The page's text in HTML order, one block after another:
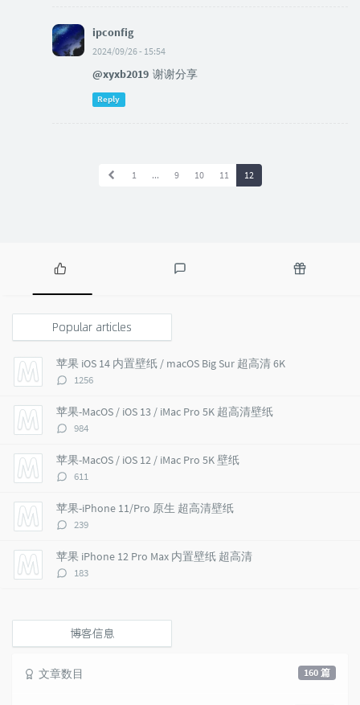
ipconfig
2024/09/26 - 15:54
@xyxb2019 谢谢分享
Reply
1 ... 9 10 11 12
P
p
u
l
a
r
a
r
t
i
c
l
e
s
t
m
n
s
Popular articles
苹果 iOS 14 内置壁纸 / macOS Big Sur 超高清 6K
评
数：
1256
苹果-MacOS / iOS 13 / iMac Pro 5K 超高清壁纸
评
数：
984
苹果-MacOS / iOS 12 / iMac Pro 5K 壁纸
评
数：
611
苹果-iPhone 11/Pro 原生 超高清壁纸
评
数：
239
苹果 iPhone 12 Pro Max 内置壁纸 超高清
评
183
博客信息
160 篇
文章数目